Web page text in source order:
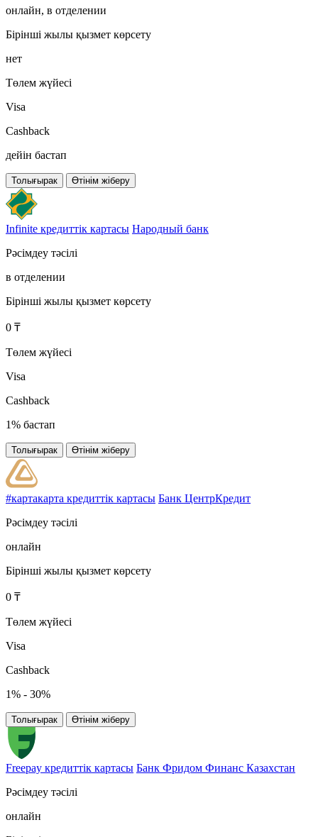
онлайн, в отделении
Бірінші жылы қызмет көрсету
нет
Төлем жүйесі
Visa
Cashback
дейін бастап
Толығырак Өтінім жіберу
Infinite кредиттік картасы Народный банк
Рәсімдеу тәсілі
в отделении
Бірінші жылы қызмет көрсету
0 ₸
Төлем жүйесі
Visa
Cashback
1% бастап
Толығырак Өтінім жіберу
#картакарта кредиттік картасы Банк ЦентрКредит
Рәсімдеу тәсілі
онлайн
Бірінші жылы қызмет көрсету
0 ₸
Төлем жүйесі
Visa
Cashback
1% - 30%
Толығырак Өтінім жіберу
Freepay кредиттік картасы Банк Фридом Финанс Казахстан
Рәсімдеу тәсілі
онлайн